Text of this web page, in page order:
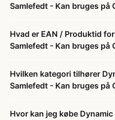
Samlefedt - Kan bruges på
Hvad er EAN / Produktid
Samlefedt - Kan bruges på
Hvilken kategori tilhører
Samlefedt - Kan bruges på
Hvor kan jeg købe